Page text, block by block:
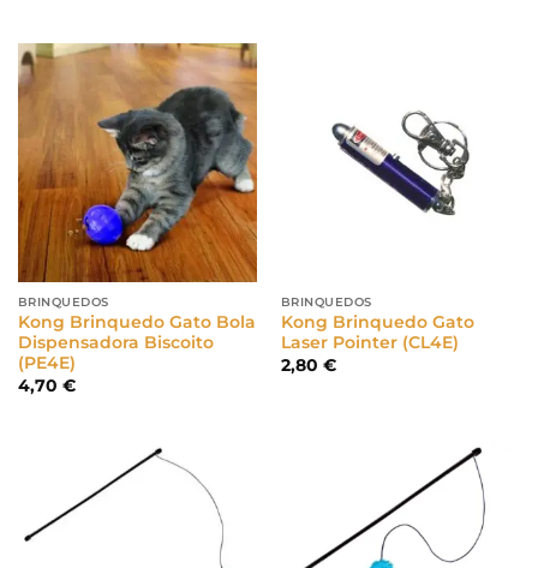
BRINQUEDOS
Kong Brinquedo Gato Bola
Dispensadora Biscoito
(PE4E)
4,70 €
BRINQUEDOS
Kong Brinquedo Gato
Laser Pointer (CL4E)
2,80 €